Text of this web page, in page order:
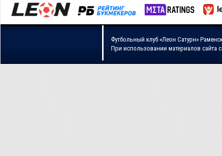
Футбольный клуб «Леон Сатурн»
При использовании материалов сайта